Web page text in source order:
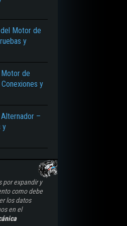
Motor de
y
de
y
–
y
por expandir y
como debe
los datos
en el